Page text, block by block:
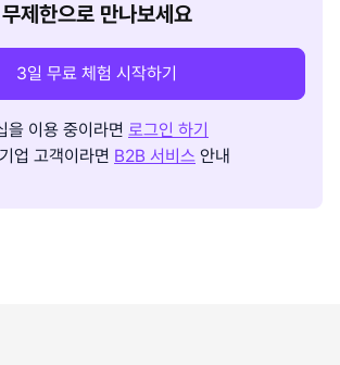
무제한으로 만나보세요
3일 무료 체험 시작하기
을 이용 중이라면 로그인 하기
업 고객이라면 B2B 서비스 안내